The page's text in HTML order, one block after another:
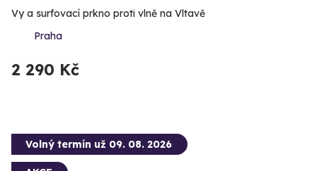
Vy a surfovací prkno proti vlně na Vltavě
Praha
2 290 Kč
Volný termín už 09. 08. 2026